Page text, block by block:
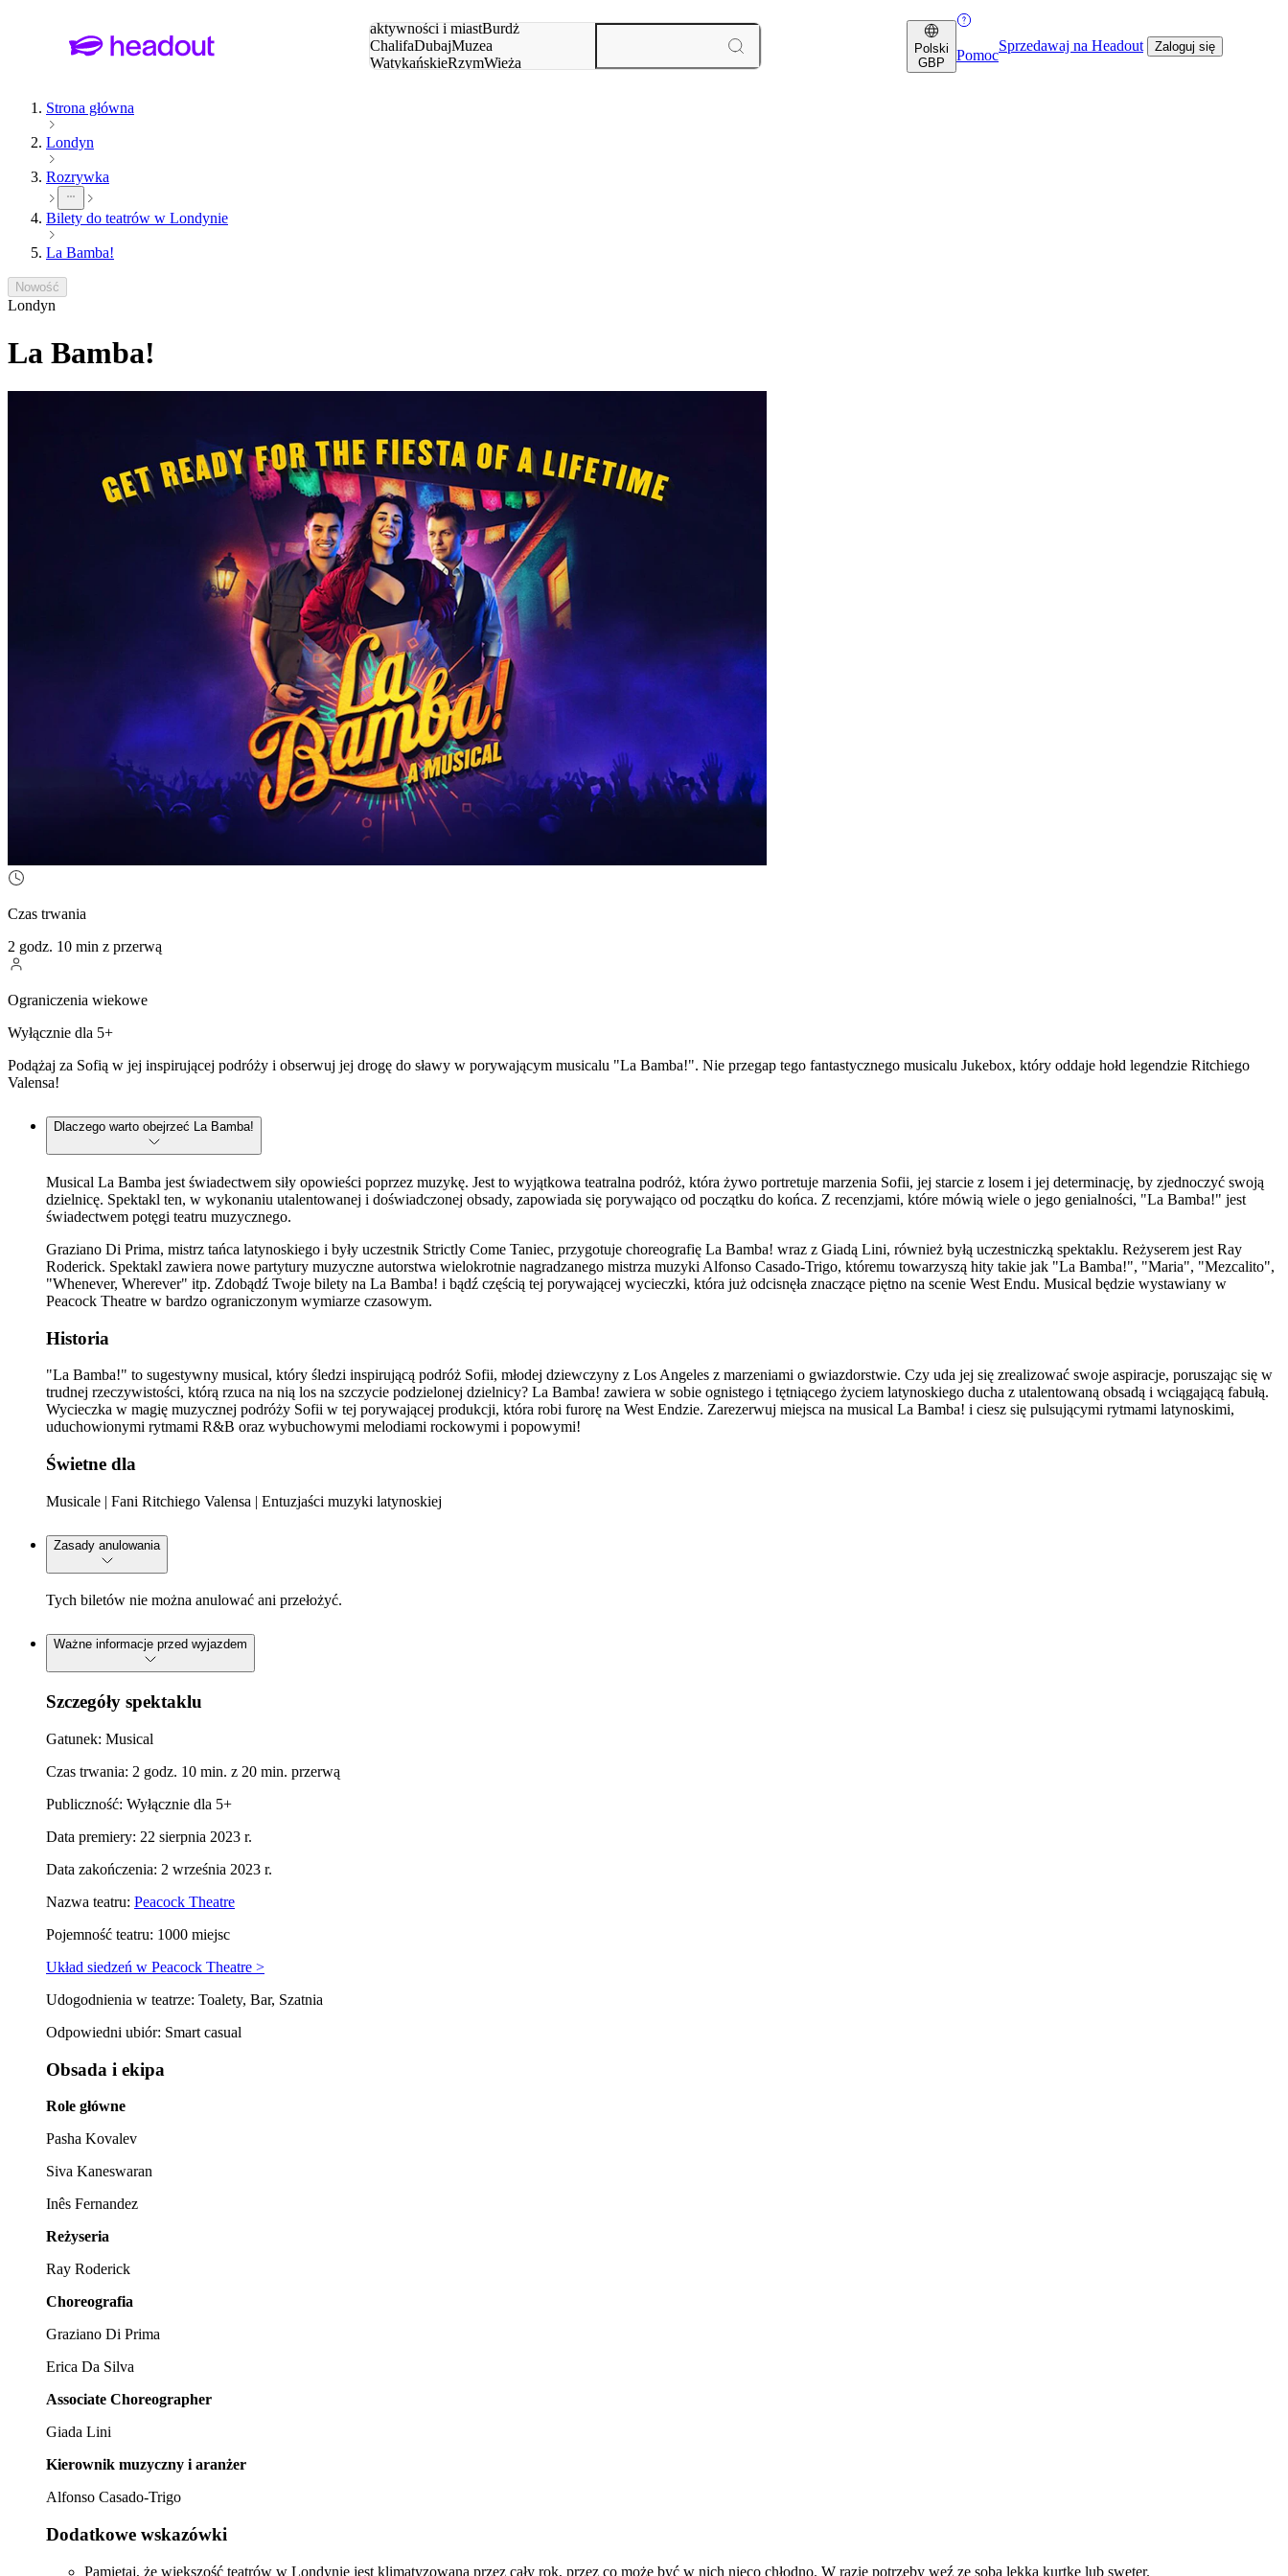
aktywności i miastBurdż
ChalifaDubajMuzea
WatykańskieRzymWieża
Polski
GBP
Pomoc
Sprzedawaj na Headout Zaloguj się
Strona główna
Londyn
Rozrywka
Bilety do teatrów w Londynie
La Bamba!
Nowość
Londyn
La Bamba!
Czas trwania
2 godz. 10 min z przerwą
Ograniczenia wiekowe
Wyłącznie dla 5+
Podążaj za Sofią w jej inspirującej podróży i obserwuj jej drogę do sławy w porywającym musicalu "La Bamba!". Nie przegap tego fantastycznego musicalu Jukebox, który oddaje hołd legendzie Ritchiego
Valensa!
Dlaczego warto obejrzeć La Bamba!
Musical La Bamba jest świadectwem siły opowieści poprzez muzykę. Jest to wyjątkowa teatralna podróż, która żywo portretuje marzenia Sofii, jej starcie z losem i jej determinację, by zjednoczyć swoją
dzielnicę. Spektakl ten, w wykonaniu utalentowanej i doświadczonej obsady, zapowiada się porywająco od początku do końca. Z recenzjami, które mówią wiele o jego genialności, "La Bamba!" jest
świadectwem potęgi teatru muzycznego.
Graziano Di Prima, mistrz tańca latynoskiego i były uczestnik Strictly Come Taniec, przygotuje choreografię La Bamba! wraz z Giadą Lini, również byłą uczestniczką spektaklu. Reżyserem jest Ray
Roderick. Spektakl zawiera nowe partytury muzyczne autorstwa wielokrotnie nagradzanego mistrza muzyki Alfonso Casado-Trigo, któremu towarzyszą hity takie jak "La Bamba!", "Maria", "Mezcalito",
"Whenever, Wherever" itp. Zdobądź Twoje bilety na La Bamba! i bądź częścią tej porywającej wycieczki, która już odcisnęła znaczące piętno na scenie West Endu. Musical będzie wystawiany w
Peacock Theatre w bardzo ograniczonym wymiarze czasowym.
Historia
"La Bamba!" to sugestywny musical, który śledzi inspirującą podróż Sofii, młodej dziewczyny z Los Angeles z marzeniami o gwiazdorstwie. Czy uda jej się zrealizować swoje aspiracje, poruszając się w
trudnej rzeczywistości, którą rzuca na nią los na szczycie podzielonej dzielnicy? La Bamba! zawiera w sobie ognistego i tętniącego życiem latynoskiego ducha z utalentowaną obsadą i wciągającą fabułą.
Wycieczka w magię muzycznej podróży Sofii w tej porywającej produkcji, która robi furorę na West Endzie. Zarezerwuj miejsca na musical La Bamba! i ciesz się pulsującymi rytmami latynoskimi,
uduchowionymi rytmami R&B oraz wybuchowymi melodiami rockowymi i popowymi!
Świetne dla
Musicale | Fani Ritchiego Valensa | Entuzjaści muzyki latynoskiej
Zasady anulowania
Tych biletów nie można anulować ani przełożyć.
Ważne informacje przed wyjazdem
Szczegóły spektaklu
Gatunek: Musical
Czas trwania: 2 godz. 10 min. z 20 min. przerwą
Publiczność: Wyłącznie dla 5+
Data premiery: 22 sierpnia 2023 r.
Data zakończenia: 2 września 2023 r.
Nazwa teatru: Peacock Theatre
Pojemność teatru: 1000 miejsc
Układ siedzeń w Peacock Theatre >
Udogodnienia w teatrze: Toalety, Bar, Szatnia
Odpowiedni ubiór: Smart casual
Obsada i ekipa
Role główne
Pasha Kovalev
Siva Kaneswaran
Inês Fernandez
Reżyseria
Ray Roderick
Choreografia
Graziano Di Prima
Erica Da Silva
Associate Choreographer
Giada Lini
Kierownik muzyczny i aranżer
Alfonso Casado-Trigo
Dodatkowe wskazówki
Pamiętaj, że większość teatrów w Londynie jest klimatyzowana przez cały rok, przez co może być w nich nieco chłodno. W razie potrzeby weź ze sobą lekką kurtkę lub sweter.